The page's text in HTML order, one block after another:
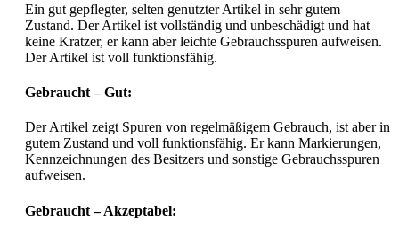
Ein gut gepflegter, selten genutzter Artikel in sehr gutem
Zustand. Der Artikel ist vollständig und unbeschädigt und hat
keine Kratzer, er kann aber leichte Gebrauchsspuren aufweisen.
Der Artikel ist voll funktionsfähig.
Gebraucht – Gut:
Der Artikel zeigt Spuren von regelmäßigem Gebrauch, ist aber in
gutem Zustand und voll funktionsfähig. Er kann Markierungen,
Kennzeichnungen des Besitzers und sonstige Gebrauchsspuren
aufweisen.
Gebraucht – Akzeptabel: